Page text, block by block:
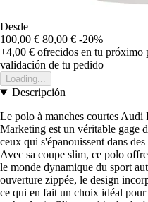
Desde
100,00 € 80,00 € -20%
+4,00 € ofrecidos en tu próximo
validación de tu pedido
Loading...
Descripción
Le polo à manches courtes
Marketing est un véritable gage
ceux qui s'épanouissent dans
Avec sa coupe slim, ce polo
le monde dynamique du sport
ouverture zippée, le design
ce qui en fait un choix idéal